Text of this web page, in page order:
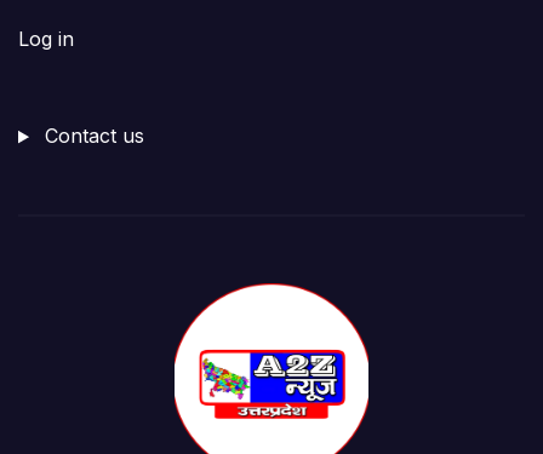
Log in
Contact us